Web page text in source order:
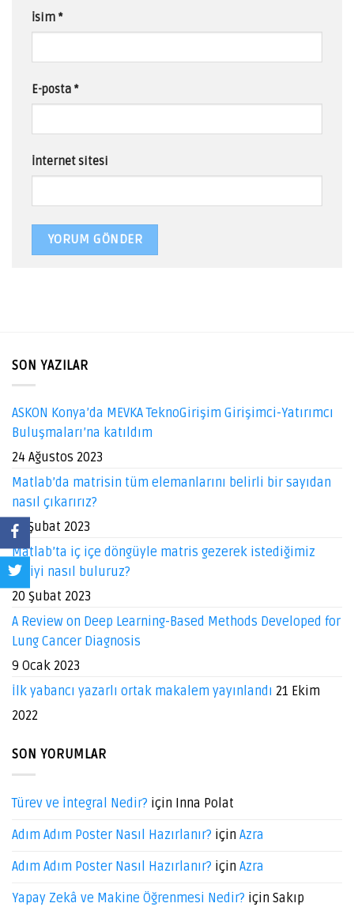
İsim *
E-posta *
İnternet sitesi
SON YAZILAR
ASKON Konya’da MEVKA TeknoGirişim Girişimci-Yatırımcı
Buluşmaları’na katıldım
24 Ağustos 2023
Matlab’da matrisin tüm elemanlarını belirli bir sayıdan
nasıl çıkarırız?
22 Şubat 2023
Matlab’ta iç içe döngüyle matris gezerek istediğimiz
veriyi nasıl buluruz?
20 Şubat 2023
A Review on Deep Learning-Based Methods Developed for
Lung Cancer Diagnosis
9 Ocak 2023
İlk yabancı yazarlı ortak makalem yayınlandı 21 Ekim
2022
SON YORUMLAR
Türev ve İntegral Nedir? için Inna Polat
Adım Adım Poster Nasıl Hazırlanır? için Azra
Adım Adım Poster Nasıl Hazırlanır? için Azra
Yapay Zekâ ve Makine Öğrenmesi Nedir? için Sakıp